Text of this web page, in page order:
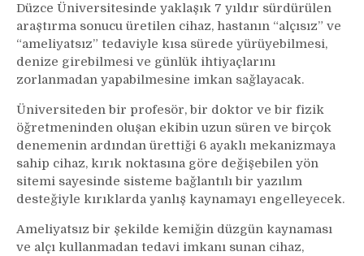
‘alçı’
dönemi
kapanıyor
Düzce Üniversitesinde yaklaşık 7 yıldır sürdürülen
araştırma sonucu üretilen cihaz, hastanın “alçısız” ve
“ameliyatsız” tedaviyle kısa sürede yürüyebilmesi,
denize girebilmesi ve günlük ihtiyaçlarını
zorlanmadan yapabilmesine imkan sağlayacak.
Üniversiteden bir profesör, bir doktor ve bir fizik
öğretmeninden oluşan ekibin uzun süren ve birçok
denemenin ardından ürettiği 6 ayaklı mekanizmaya
sahip cihaz, kırık noktasına göre değişebilen yön
sitemi sayesinde sisteme bağlantılı bir yazılım
desteğiyle kırıklarda yanlış kaynamayı engelleyecek.
Ameliyatsız bir şekilde kemiğin düzgün kaynaması
ve alçı kullanmadan tedavi imkanı sunan cihaz,